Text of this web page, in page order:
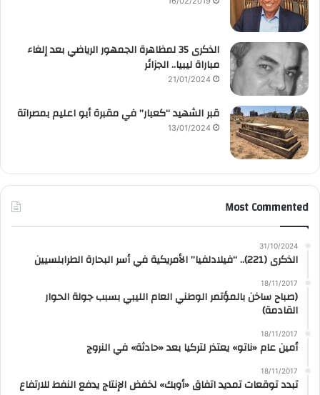
الذكرى 35 لمظاهرة الجمهور الرياضي بعد إلغاء
مباراة ليبيا.. الجزائر
21/01/2024
قبر الشهيد “كعبار” في مقبرة أبو اعليم بمصراتة
13/01/2024
Most Commented
31/10/2024
الذكرى (221).. “فيلادلفيا” الأمريكية في أسر البحارة الطرابلسيين
18/11/2017
(صباح ساخن بالمؤتمر الوطني العام الليبي بسبب جولة الحوار
القادمة)
18/11/2017
أمين عام «ناتو» يعتذر لتركيا بعد «حادثة» في النروج
18/11/2017
تبدد توقعات تمديد اتفاق «أوبك» لخفض الإنتاج يدفع النفط للارتفاع